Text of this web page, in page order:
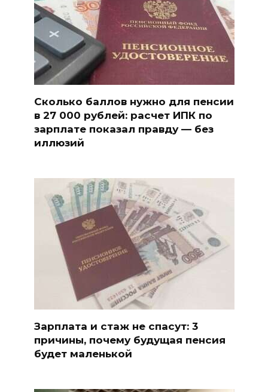
Сколько баллов нужно для пенсии
в 27 000 рублей: расчет ИПК по
зарплате показал правду — без
иллюзий
Зарплата и стаж не спасут: 3
причины, почему будущая пенсия
будет маленькой